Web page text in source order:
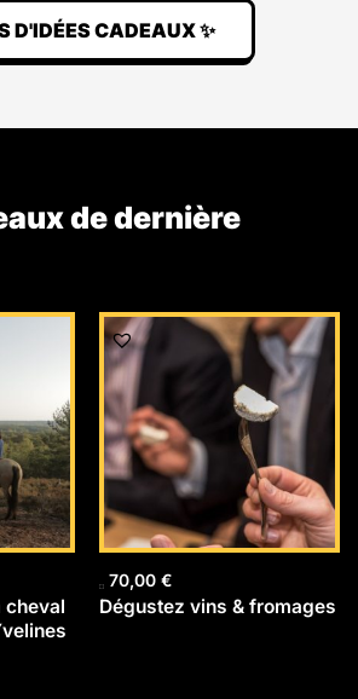
D'IDÉES CADEAUX ✨
de dernière
cheval
70,00 €
Dégustez vins & fromages